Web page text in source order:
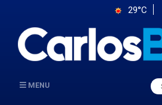
29°C
MENU